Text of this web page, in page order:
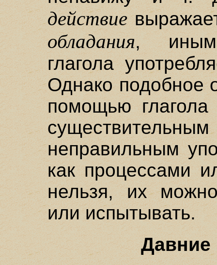
действие
обладания,
глагола
Однако подобное
помощью
неправильным
как процессами
нельзя, их
или испытывать.
Давние